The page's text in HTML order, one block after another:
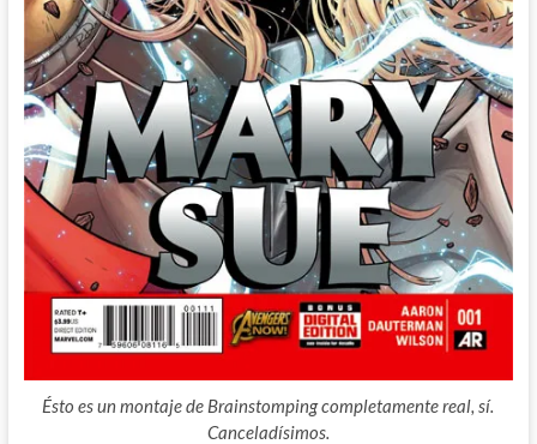
Ésto es un montaje de Brainstomping completamente real, sí.
Canceladísimos.